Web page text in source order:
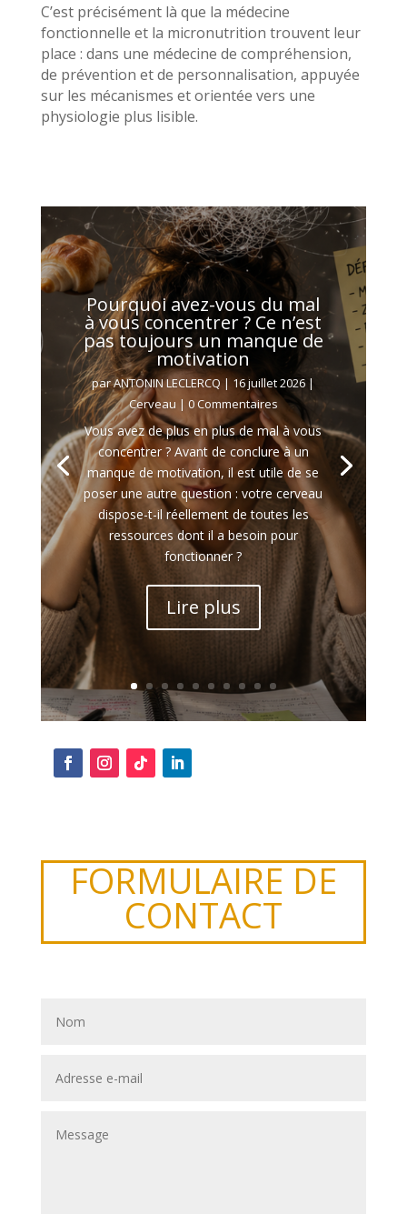
C’est précisément là que la médecine
fonctionnelle et la micronutrition trouvent leur
place : dans une médecine de compréhension,
de prévention et de personnalisation, appuyée
sur les mécanismes et orientée vers une
physiologie plus lisible.
Pourquoi avez-vous du mal
à vous concentrer ? Ce n’est
pas toujours un manque de
motivation
parANTONIN LECLERCQ| 16 juillet 2026 |
Cerveau | 0 Commentaires
Vous avez de plus en plus de mal à vous
concentrer ? Avant de conclure à un
manque de motivation, il est utile de se
poser une autre question : votre cerveau
dispose-t-il réellement de toutes les
ressources dont il a besoin pour
fonctionner ?
Lire plus
FORMULAIRE DE
CONTACT